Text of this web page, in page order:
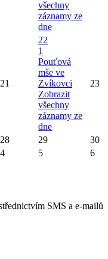
všechny
záznamy ze
dne
21
22
1
Pouťová
mše ve
Zvíkovci
Zobrazit
všechny
záznamy ze
dne
23
28 29
30
4 5 6
SMS a e-mailů